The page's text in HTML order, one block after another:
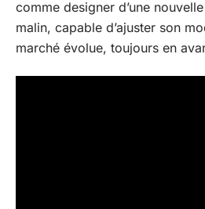
comme designer d’une
malin, capable d’ajuster son
marché évolue, toujours en